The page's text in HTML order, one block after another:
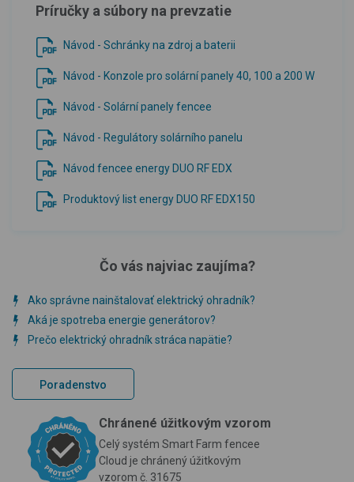
Príručky a súbory na prevzatie
Návod - Schránky na zdroj a baterii
Návod - Konzole pro solární panely 40, 100 a 200 W
Návod - Solární panely fencee
Návod - Regulátory solárního panelu
Návod fencee energy DUO RF EDX
Produktový list energy DUO RF EDX150
Čo vás najviac zaujíma?
Ako správne nainštalovať elektrický ohradník?
Aká je spotreba energie generátorov?
Prečo elektrický ohradník stráca napätie?
Poradenstvo
Chránené úžitkovým vzorom
Celý systém Smart Farm fencee
Cloud je chránený úžitkovým
vzorom č. 31675